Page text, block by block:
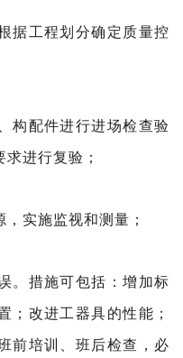
据工程划分确定质量控
构配件进行进场检查验
进行复验；
实施监视和测量；
。措施可包括：增加标
；改进工器具的性能；
前培训、班后检查，必